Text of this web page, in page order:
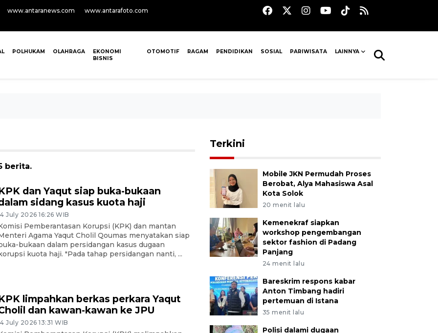
www.antaranews.com www.antarafoto.com
POLHUKAM OLAHRAGA
EKONOMI
BISNIS
OTOMOTIF RAGAM PENDIDIKAN SOSIAL PARIWISATA LAINNYA
berita.
dan Yaqut siap buka-bukaan
sidang kasus kuota haji
July 2026 16:26 WIB
Pemberantasan Korupsi (KPK) dan mantan
Agama Yaqut Cholil Qoumas menyatakan siap
bukaan dalam persidangan kasus dugaan
kuota haji. "Pada tahap persidangan nanti, ...
limpahkan berkas perkara Yaqut
dan kawan-kawan ke JPU
July 2026 13:31 WIB
Terkini
Mobile JKN Permudah Proses
Berobat, Alya Mahasiswa Asal
Kota Solok
20 menit lalu
Kemenekraf siapkan
workshop pengembangan
sektor fashion di Padang
Panjang
24 menit lalu
Bareskrim respons kabar
Anton Timbang hadiri
pertemuan di Istana
35 menit lalu
Polisi dalami dugaan